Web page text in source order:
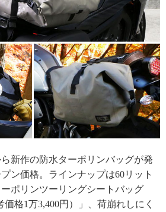
新作の防水ターポリンバッグが発
ン価格。ラインナップは60リット
ポリンツーリングシートバッグ
格1万3,400円）」、荷崩れしにく